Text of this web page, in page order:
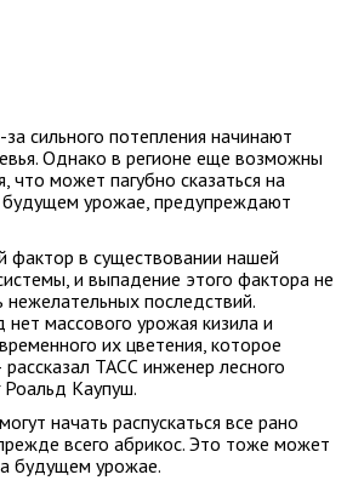
сильного потепления начинают
Однако в регионе еще возможны
может пагубно сказаться на
будущем урожае, предупреждают
в существовании нашей
и выпадение этого фактора не
последствий.
массового урожая кизила и
их цветения, которое
рассказал ТАСС инженер лесного
Роальд Каупуш.
начать распускаться все рано
всего абрикос. Это тоже может
будущем урожае.